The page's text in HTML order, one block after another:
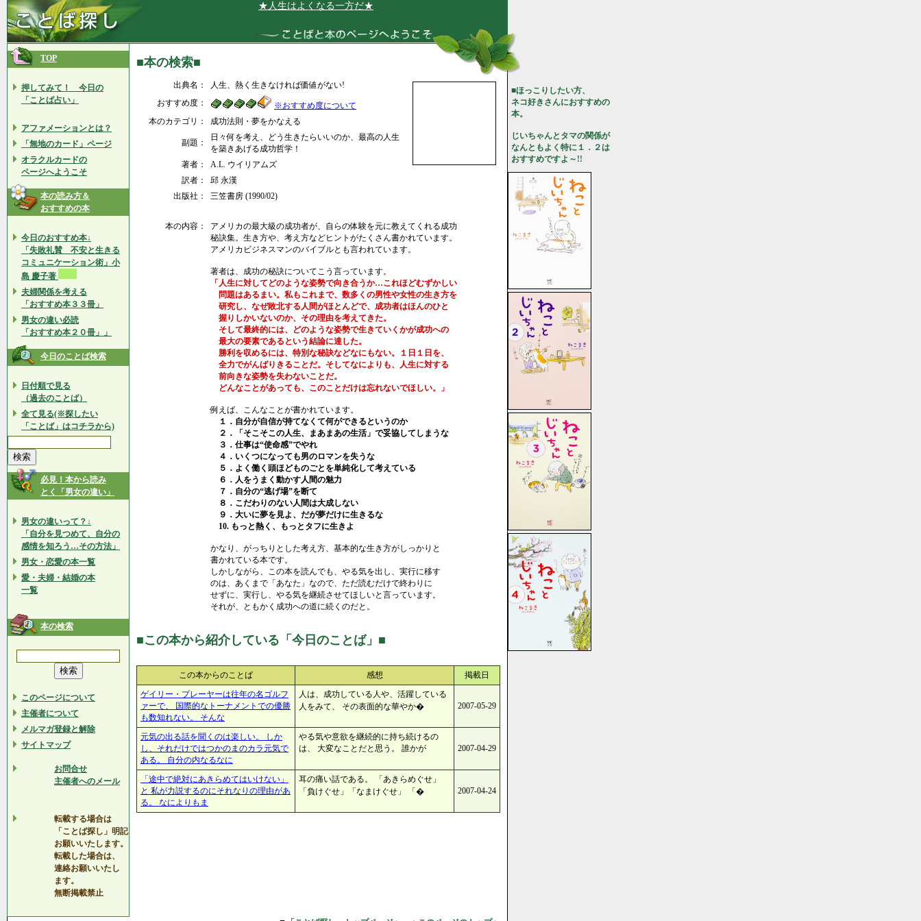
★人生はよくなる一方だ★
TOP
押してみて！ 今日の
「ことば占い」
アファメーションとは？
「無地のカード」ページ
オラクルカードの
ページへようこそ
本の読み方＆
おすすめの本
今日のおすすめ本↓
「失敗礼賛 不安と生きる
コミュニケーション術」小
島 慶子著
夫婦関係を考える
「おすすめ本３３冊」
男女の違い必読
「おすすめ本２０冊」」
今日のことば検索
日付順で見る
（過去のことば）
全て見る(※探したい
「ことば」はコチラから)
必見！本から読み
とく「男女の違い」
男女の違いって？↓
「自分を見つめて、自分の
感情を知ろう…その方法」
男女・恋愛の本一覧
愛・夫婦・結婚の本
一覧
本の検索
このページについて
主催者について
メルマガ登録と解除
サイトマップ
お問合せ
主催者へのメール
転載する場合は
「ことば探し」明記
お願いいたします。
転載した場合は、
連絡お願いいたし
ます。
無断掲載禁止
■本の検索■
出典名：
人生、熱く生きなければ価値がない!
おすすめ度：
※おすすめ度について
本のカテゴリ：
成功法則・夢をかなえる
副題：
日々何を考え、どう生きたらいいのか、最高の人生
を築きあげる成功哲学！
著者：
A.L. ウイリアムズ
訳者：
邱 永漢
出版社：
三笠書房 (1990/02)
本の内容：
アメリカの最大級の成功者が、自らの体験を元に教えてくれる成功
秘訣集。生き方や、考え方などヒントがたくさん書かれています。
アメリカビジネスマンのバイブルとも言われています。
著者は、成功の秘訣についてこう言っています。
「人生に対してどのような姿勢で向き合うか…これほどむずかしい
問題はあるまい。私もこれまで、数多くの男性や女性の生き方を
研究し、なぜ敗北する人間がほとんどで、成功者はほんのひと
握りしかいないのか、その理由を考えてきた。
そして最終的には、どのような姿勢で生きていくかが成功への
最大の要素であるという結論に達した。
勝利を収めるには、特別な秘訣などなにもない。１日１日を、
全力でがんばりきることだ。そしてなによりも、人生に対する
前向きな姿勢を失わないことだ。
どんなことがあっても、このことだけは忘れないでほしい。」
例えば、こんなことが書かれています。
１．自分が自信が持てなくて何ができるというのか
２．「そこそこの人生、まあまあの生活」で妥協してしまうな
３．仕事は“使命感”でやれ
４．いくつになっても男のロマンを失うな
５．よく働く頭ほどものごとを単純化して考えている
６．人をうまく動かす人間の魅力
７．自分の“逃げ場”を断て
８．こだわりのない人間は大成しない
９．大いに夢を見よ、だが夢だけに生きるな
10. もっと熱く、もっとタフに生きよ
かなり、がっちりとした考え方、基本的な生き方がしっかりと
書かれている本です。
しかしながら、この本を読んでも、やる気を出し、実行に移す
のは、あくまで「あなた」なので、ただ読むだけで終わりに
せずに、実行し、やる気を継続させてほしいと言っています。
それが、ともかく成功への道に続くのだと。
■この本から紹介している「今日のことば」■
この本からのことば 感想
掲載日
ゲイリー・プレーヤーは往年の名ゴルフ
ァーで、 国際的なトーナメントでの優勝
も数知れない。 そんな
人は、成功している人や、活躍している
人をみて、 その表面的な華やか�
2007-05-29
元気の出る話を聞くのは楽しい。 しか
し、それだけではつかのまのカラ元気で
ある。 自分の内なるなに
やる気や意欲を継続的に持ち続けるの
は、 大変なことだと思う。 誰かが
2007-04-29
「途中で絶対にあきらめてはいけない」
と 私が力説するのにそれなりの理由があ
る。 なによりもま
耳の痛い話である。 「あきらめぐせ」
「負けぐせ」「なまけぐせ」 「�
2007-04-24
■ほっこりしたい方、
ネコ好きさんにおすすめの
本。
じいちゃんとタマの関係が
なんともよく特に１．２は
おすすめですよ～!!